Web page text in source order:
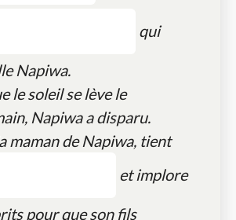
qui
Napiwa.
le soleil se lève le
Napiwa a disparu.
maman de Napiwa, tient
et implore
pour que son fils